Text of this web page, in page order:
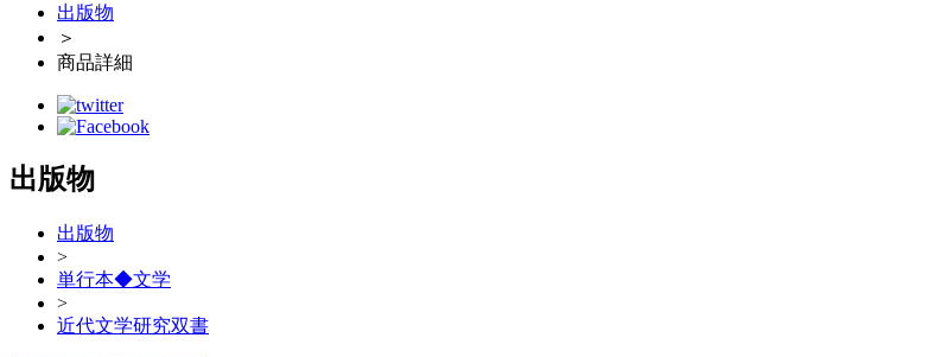
出版物
＞
商品詳細
出版物
出版物
>
単行本◆文学
>
近代文学研究双書